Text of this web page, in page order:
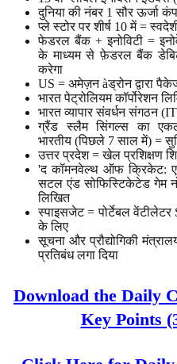
दुनिया की नंबर 1 सौर ऊर्जा
प्ले स्टोर पर शीर्ष 10 में =
फेडरल बैंक + इनोविटी =
के माध्यम से फ़ेडरल बैंक
करेगा
US = अमेज़न àड्रोन द्वारा
भारत पेट्रोलियम कॉर्पोरेशन
भारत व्यापार संवर्धन संगठन
ग्रैंड स्लैम सिंगल्स का
भारतीय (पिछले 7 साल में) =
उत्तर प्रदेश = खेल प्रशिक्षण
'द कॉमनवेल्थ ऑफ क्रिकेट:
सटल एंड सोफिस्टिकेटेड गेम
लिखित
स्पाइसजेट = पोर्टेबल वेंटीलेटर
के लिए
सूचना और प्रौद्योगिकी
प्रतिबंध लगा दिया
Download the Daily
Key Points